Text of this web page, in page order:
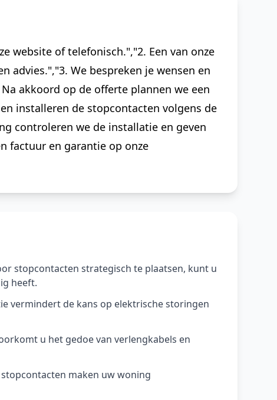
website of telefonisch.","2. Een van onze
advies.","3. We bespreken je wensen en
akkoord op de offerte plannen we een
installeren de stopcontacten volgens de
controleren we de installatie en geven
factuur en garantie op onze
stopcontacten strategisch te plaatsen, kunt u
heeft.
vermindert de kans op elektrische storingen
u het gedoe van verlengkabels en
maken uw woning